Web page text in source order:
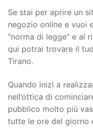
Se stai per aprire un
negozio online e vuoi
“norma di legge” e al
qui potrai trovare il
Tirano.
Quando inizi a
nell’ottica di
pubblico molto più
tutte le ore del giorno